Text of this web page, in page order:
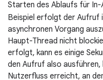
Starten des Ablaufs für
Beispiel erfolgt der Aufruf
asynchronen Vorgang
Haupt-Thread nicht
erfolgt, kann es einige
den Aufruf also ausführen,
Nutzerfluss erreicht, an